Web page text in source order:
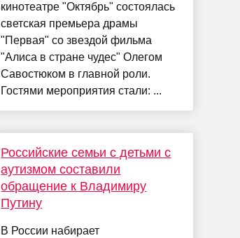
кинотеатре "Октябрь" состоялась
светская премьера драмы
"Первая" со звездой фильма
"Алиса в стране чудес" Олегом
Савостюком в главной роли.
Гостями мероприятия стали: ...
Российские семьи с детьми с
аутизмом составили
обращение к Владимиру
Путину
В России набирает